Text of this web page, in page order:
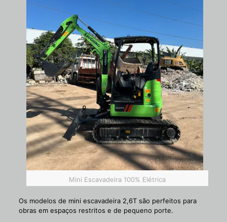
Mini Escavadeira 100% Elétrica
Os modelos de mini escavadeira 2,6T são perfeitos para
obras em espaços restritos e de pequeno porte.